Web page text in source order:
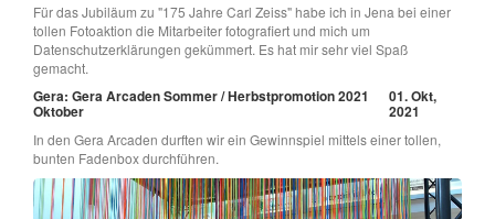
Für das Jubiläum zu "175 Jahre Carl Zeiss" habe ich in Jena bei einer
tollen Fotoaktion die Mitarbeiter fotografiert und mich um
Datenschutzerklärungen gekümmert. Es hat mir sehr viel Spaß
gemacht.
Gera: Gera Arcaden Sommer / Herbstpromotion 2021
Oktober
01. Okt,
2021
In den Gera Arcaden durften wir ein Gewinnspiel mittels einer tollen,
bunten Fadenbox durchführen.